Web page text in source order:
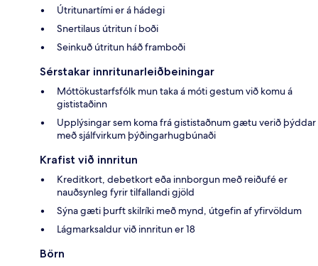
Útritunartími er á hádegi
Snertilaus útritun í boði
Seinkuð útritun háð framboði
Sérstakar innritunarleiðbeiningar
Móttökustarfsfólk mun taka á móti gestum við komu á
gististaðinn
Upplýsingar sem koma frá gististaðnum gætu verið þýddar
með sjálfvirkum þýðingarhugbúnaði
Krafist við innritun
Kreditkort, debetkort eða innborgun með reiðufé er
nauðsynleg fyrir tilfallandi gjöld
Sýna gæti þurft skilríki með mynd, útgefin af yfirvöldum
Lágmarksaldur við innritun er 18
Börn